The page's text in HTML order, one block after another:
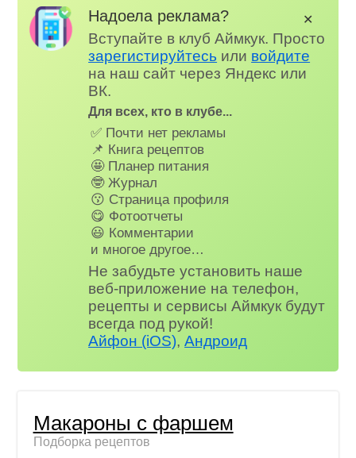
Надоела реклама?
Вступайте в клуб Аймкук. Просто
зарегистируйтесь или войдите
на наш сайт через Яндекс или
ВК.
Для всех, кто в клубе...
✅ Почти нет рекламы
📌 Книга рецептов
🤩 Планер питания
🤓 Журнал
😗 Страница профиля
😋 Фотоотчеты
😃 Комментарии
и многое другое…
Не забудьте установить наше
веб-приложение на телефон,
рецепты и сервисы Аймкук будут
всегда под рукой!
Айфон (iOS),Андроид
✕
Макароны с фаршем
Подборка рецептов